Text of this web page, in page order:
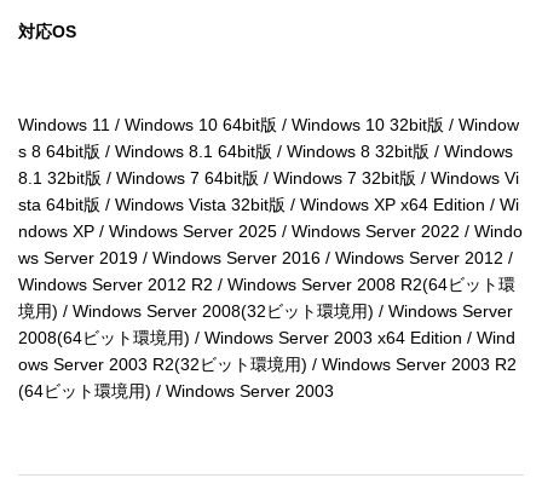
対応OS
Windows 11 / Windows 10 64bit版 / Windows 10 32bit版 / Window
s 8 64bit版 / Windows 8.1 64bit版 / Windows 8 32bit版 / Windows
8.1 32bit版 / Windows 7 64bit版 / Windows 7 32bit版 / Windows Vi
sta 64bit版 / Windows Vista 32bit版 / Windows XP x64 Edition / Wi
ndows XP / Windows Server 2025 / Windows Server 2022 / Windo
ws Server 2019 / Windows Server 2016 / Windows Server 2012 /
Windows Server 2012 R2 / Windows Server 2008 R2(64ビット環
境用) / Windows Server 2008(32ビット環境用) / Windows Server
2008(64ビット環境用) / Windows Server 2003 x64 Edition / Wind
ows Server 2003 R2(32ビット環境用) / Windows Server 2003 R2
(64ビット環境用) / Windows Server 2003